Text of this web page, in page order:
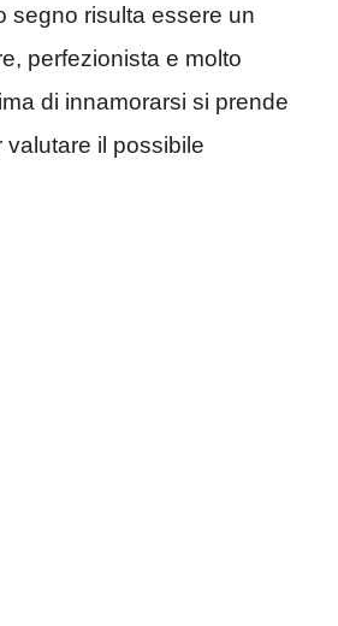
segno risulta essere un
perfezionista e molto
di innamorarsi si prende
valutare il possibile